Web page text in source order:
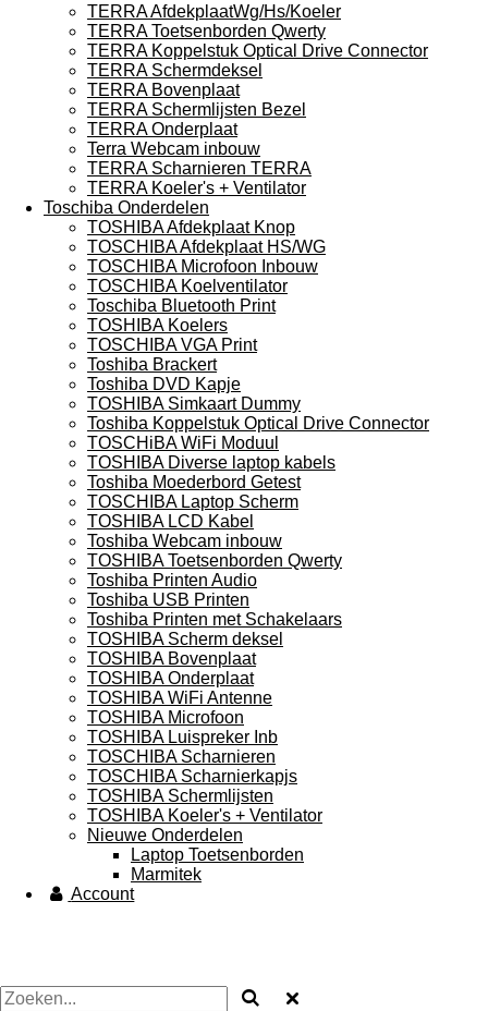
TERRA AfdekplaatWg/Hs/Koeler
TERRA Toetsenborden Qwerty
TERRA Koppelstuk Optical Drive Connector
TERRA Schermdeksel
TERRA Bovenplaat
TERRA Schermlijsten Bezel
TERRA Onderplaat
Terra Webcam inbouw
TERRA Scharnieren TERRA
TERRA Koeler's + Ventilator
Toschiba Onderdelen
TOSHIBA Afdekplaat Knop
TOSCHIBA Afdekplaat HS/WG
TOSCHIBA Microfoon Inbouw
TOSCHIBA Koelventilator
Toschiba Bluetooth Print
TOSHIBA Koelers
TOSCHIBA VGA Print
Toshiba Brackert
Toshiba DVD Kapje
TOSHIBA Simkaart Dummy
Toshiba Koppelstuk Optical Drive Connector
TOSCHiBA WiFi Moduul
TOSHIBA Diverse laptop kabels
Toshiba Moederbord Getest
TOSCHIBA Laptop Scherm
TOSHIBA LCD Kabel
Toshiba Webcam inbouw
TOSHIBA Toetsenborden Qwerty
Toshiba Printen Audio
Toshiba USB Printen
Toshiba Printen met Schakelaars
TOSHIBA Scherm deksel
TOSHIBA Bovenplaat
TOSHIBA Onderplaat
TOSHIBA WiFi Antenne
TOSHIBA Microfoon
TOSHIBA Luispreker Inb
TOSCHIBA Scharnieren
TOSCHIBA Scharnierkapjs
TOSHIBA Schermlijsten
TOSHIBA Koeler's + Ventilator
Nieuwe Onderdelen
Laptop Toetsenborden
Marmitek
Account